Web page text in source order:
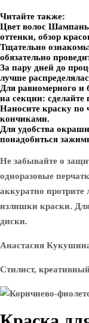
Читайте также:
Цвет волос
оттенки, обзор
Тщательно
обязательно
За пару дней до
лучше
Для равномерного и
на секции: сделайте
Наносите краску по
кончиками.
Для удобства
понадобиться
Не забывайте о
одноразовые
аккуратно протрите
излишки краски.
диски.
Анастасия
Стилист,